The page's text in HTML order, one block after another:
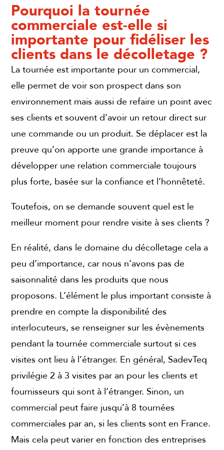
Pourquoi la tournée
commerciale est-elle si
importante pour fidéliser les
clients dans le décolletage ?
La tournée est importante pour un commercial,
elle permet de voir son prospect dans son
environnement mais aussi de refaire un point avec
ses clients et souvent d’avoir un retour direct sur
une commande ou un produit. Se déplacer est la
preuve qu’on apporte une grande importance à
développer une relation commerciale toujours
plus forte, basée sur la confiance et l’honnêteté.
Toutefois, on se demande souvent quel est le
meilleur moment pour rendre visite à ses clients ?
En réalité, dans le domaine du décolletage cela a
peu d’importance, car nous n’avons pas de
saisonnalité dans les produits que nous
proposons. L’élément le plus important consiste à
prendre en compte la disponibilité des
interlocuteurs, se renseigner sur les évènements
pendant la tournée commerciale surtout si ces
visites ont lieu à l’étranger. En général, SadevTeq
privilégie 2 à 3 visites par an pour les clients et
fournisseurs qui sont à l’étranger. Sinon, un
commercial peut faire jusqu’à 8 tournées
commerciales par an, si les clients sont en France.
Mais cela peut varier en fonction des entreprises